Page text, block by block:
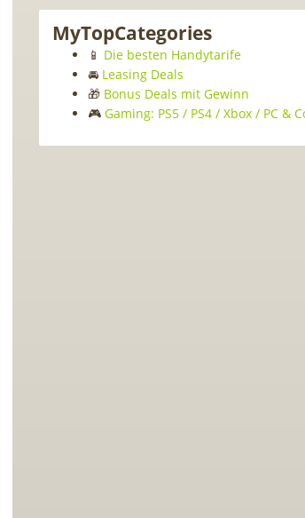
MyTopCategories
📱 Die besten Handytarife
🚘 Leasing Deals
🎁 Bonus Deals mit Gewinn
🎮 Gaming: PS5 / PS4 / Xbox / PC &